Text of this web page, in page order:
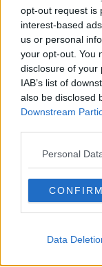
opt-out request is
interest-based
us or personal
your opt-out. You
disclosure of your
IAB’s list of
also be disclosed
Downstream
Personal
CONFIRM
Data
talmente ravvicinato
soprattutto, con
Con questi
precisamente tra
tra le due linee è di
Andrea Gallorini,
entro luglio
ubicazione della
collega Arezzo,
che rappresenta la
possa giovare da